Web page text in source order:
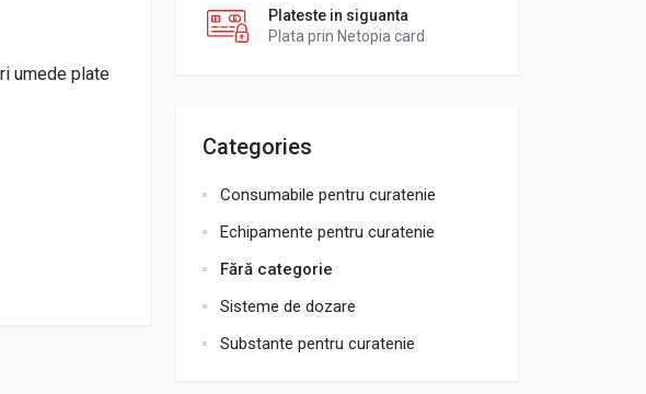
Plateste in siguanta
Plata prin Netopia card
Categories
Consumabile pentru curatenie
Echipamente pentru curatenie
Fără categorie
Sisteme de dozare
Substante pentru curatenie
umede plate